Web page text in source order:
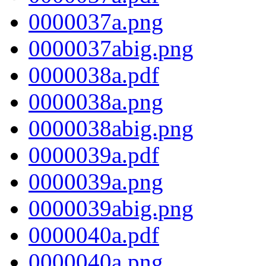
0000037a.png
0000037abig.png
0000038a.pdf
0000038a.png
0000038abig.png
0000039a.pdf
0000039a.png
0000039abig.png
0000040a.pdf